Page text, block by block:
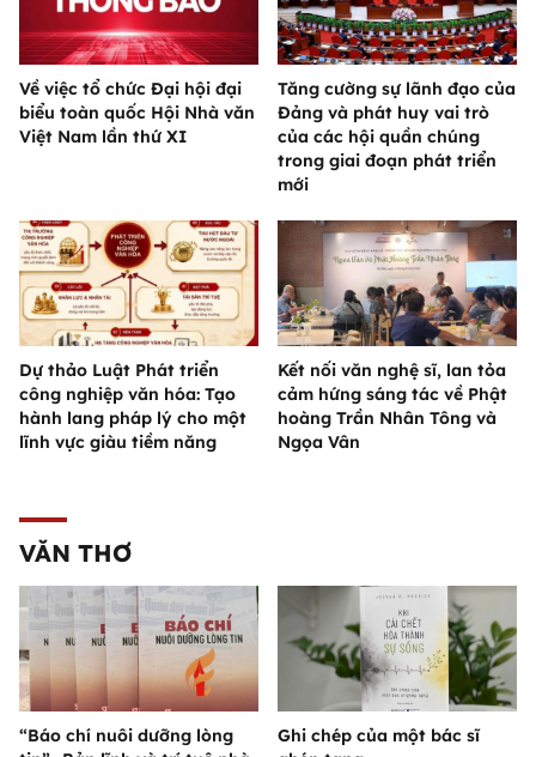
Về việc tổ chức Đại hội đại
biểu toàn quốc Hội Nhà văn
Việt Nam lần thứ XI
Tăng cường sự lãnh đạo của
Đảng và phát huy vai trò
của các hội quần chúng
trong giai đoạn phát triển
mới
Dự thảo Luật Phát triển
công nghiệp văn hóa: Tạo
hành lang pháp lý cho một
lĩnh vực giàu tiềm năng
Kết nối văn nghệ sĩ, lan tỏa
cảm hứng sáng tác về Phật
hoàng Trần Nhân Tông và
Ngọa Vân
VĂN THƠ
“Báo chí nuôi dưỡng lòng
Ghi chép của một bác sĩ